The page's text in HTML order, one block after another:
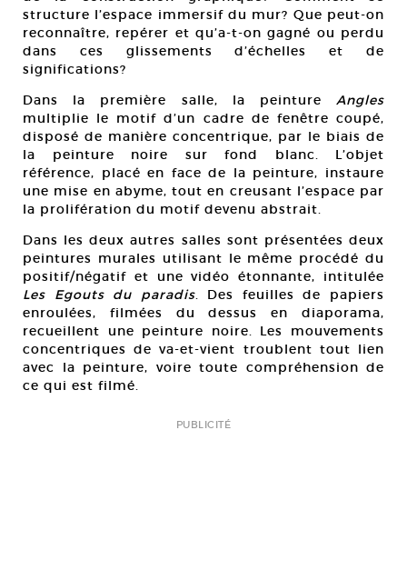
structure l’espace immersif du mur? Que peut-on
reconnaître, repérer et qu’a-t-on gagné ou perdu
dans ces glissements d’échelles et de
significations?
Dans la première salle, la peinture Angles
multiplie le motif d’un cadre de fenêtre coupé,
disposé de manière concentrique, par le biais de
la peinture noire sur fond blanc. L’objet
référence, placé en face de la peinture, instaure
une mise en abyme, tout en creusant l’espace par
la prolifération du motif devenu abstrait.
Dans les deux autres salles sont présentées deux
peintures murales utilisant le même procédé du
positif/négatif et une vidéo étonnante, intitulée
Les Egouts du paradis. Des feuilles de papiers
enroulées, filmées du dessus en diaporama,
recueillent une peinture noire. Les mouvements
concentriques de va-et-vient troublent tout lien
avec la peinture, voire toute compréhension de
ce qui est filmé.
PUBLICITÉ